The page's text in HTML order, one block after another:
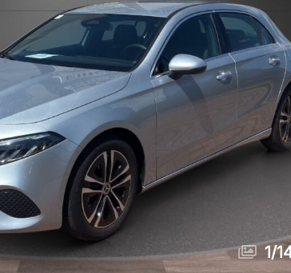
1/